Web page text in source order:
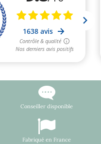
Conseiller disponible
Fabriqué en France